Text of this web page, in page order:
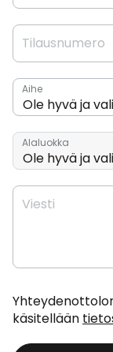
Tilausnumero
Aihe
Alaluokka
Viesti
käsitellään